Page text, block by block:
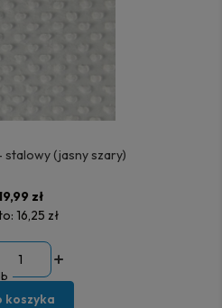
stalowy (jasny szary)
zł
16,25 zł
koszyka